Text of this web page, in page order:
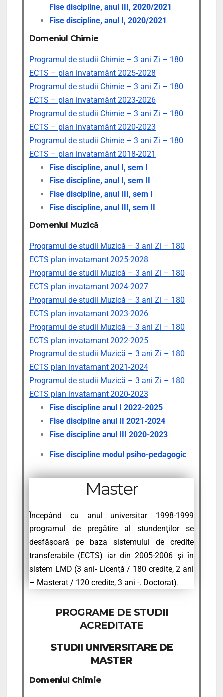
Fise discipline, anul III, 2020/2021
Fise discipline, anul I, 2020/2021
Domeniul Chimie
Programul de studii Chimie – 3 ani Zi – 180
ECTS – plan invatamânt 2025-2028
Programul de studii Chimie – 3 ani Zi – 180
ECTS – plan invatamânt 2023-2026
Programul de studii Chimie – 3 ani Zi – 180
ECTS – plan invatamânt 2020-2023
Programul de studii Chimie – 3 ani Zi – 180
ECTS – plan invatamânt 2018-2021
Fise discipline, anul I, sem I
Fise discipline, anul I, sem II
Fise discipline, anul III, sem I
Fise discipline, anul III, sem II
Domeniul Muzică
Programul de studii Muzică – 3 ani Zi – 180
ECTS plan invatamant 2025-2028
Programul de studii Muzică – 3 ani Zi – 180
ECTS plan invatamant 2024-2027
Programul de studii Muzică – 3 ani Zi – 180
ECTS plan invatamant 2023-2026
Programul de studii Muzică – 3 ani Zi – 180
ECTS plan invatamant 2022-2025
Programul de studii Muzică – 3 ani Zi – 180
ECTS plan invatamant 2021-2024
Programul de studii Muzică – 3 ani Zi – 180
ECTS plan invatamant 2020-2023
Fise discipline anul I 2022-2025
Fise discipline anul II 2021-2024
Fise discipline anul III 2020-2023
Fise discipline modul psiho-pedagogic
Master
Începând cu anul universitar 1998-1999
programul de pregătire al stundenţilor se
desfăşoară pe baza sistemului de credite
transferabile (ECTS) iar din 2005-2006 şi în
sistem LMD (3 ani- Licenţă / 180 credite, 2 ani
– Masterat / 120 credite, 3 ani -. Doctorat).
PROGRAME DE STUDII
ACREDITATE
STUDII UNIVERSITARE DE
MASTER
Domeniul Chimie